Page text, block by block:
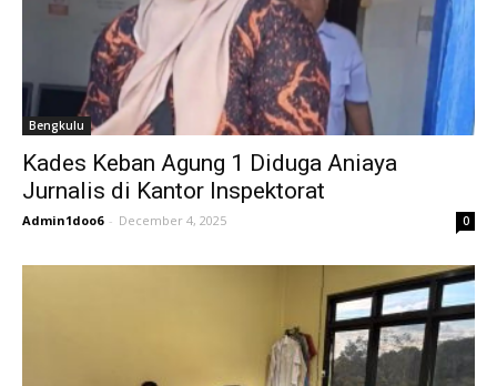
Bengkulu
Kades Keban Agung 1 Diduga Aniaya
Jurnalis di Kantor Inspektorat
Admin1doo6 - December 4, 2025 0